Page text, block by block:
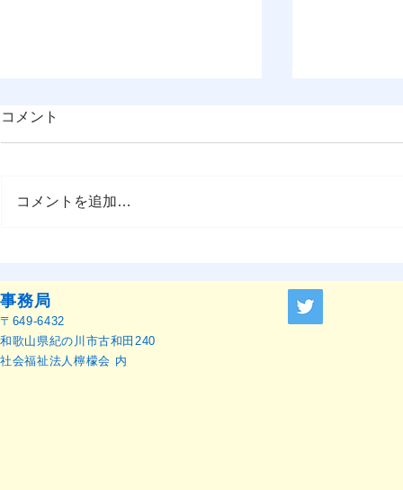
ャーナル』原稿募集のお知ら
せ
務局
コメント
コメントを追加…
事務局
〒649-6432
和歌山県紀の川市古和田240
社会福祉法人檸檬会 内